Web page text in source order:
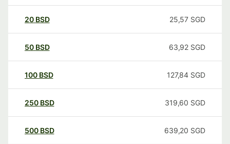
20 BSD 25,57 SGD
50 BSD 63,92 SGD
100 BSD 127,84 SGD
250 BSD 319,60 SGD
500 BSD 639,20 SGD